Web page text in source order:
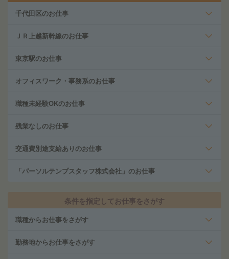
千代田区のお仕事
ＪＲ上越新幹線のお仕事
東京駅のお仕事
オフィスワーク・事務系のお仕事
職種未経験OKのお仕事
残業なしのお仕事
交通費別途支給ありのお仕事
「パーソルテンプスタッフ株式会社」のお仕事
条件を指定してお仕事をさがす
職種からお仕事をさがす
勤務地からお仕事をさがす